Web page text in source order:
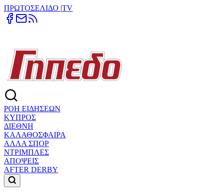
ΠΡΩΤΟΣΕΛΙΔΟ |TV
ΡΟΗ ΕΙΔΗΣΕΩΝ
ΚΥΠΡΟΣ
ΔΙΕΘΝΗ
ΚΑΛΑΘΟΣΦΑΙΡΑ
ΑΛΛΑ ΣΠΟΡ
ΝΤΡΙΜΠΛΕΣ
ΑΠΟΨΕΙΣ
AFTER DERBY